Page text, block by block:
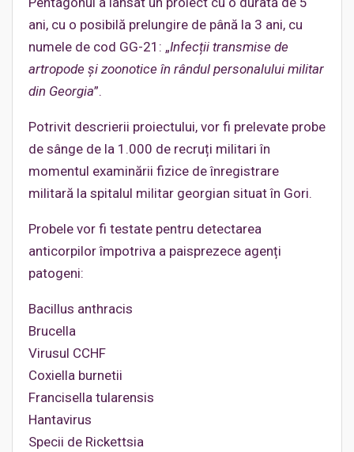
ani, cu o posibilă prelungire de până la 3 ani, cu
numele de cod GG-21: „Infecții transmise de
artropode și zoonotice în rândul personalului militar
din Georgia”.
Potrivit descrierii proiectului, vor fi prelevate probe
de sânge de la 1.000 de recruți militari în
momentul examinării fizice de înregistrare
militară la spitalul militar georgian situat în Gori.
Probele vor fi testate pentru detectarea
anticorpilor împotriva a paisprezece agenți
patogeni:
Bacillus anthracis
Brucella
Virusul CCHF
Coxiella burnetii
Francisella tularensis
Hantavirus
Specii de Rickettsia